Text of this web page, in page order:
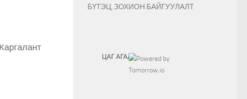
БҮТЭЦ, ЗОХИОН БАЙГУУЛАЛТ
ЦАГ АГААР